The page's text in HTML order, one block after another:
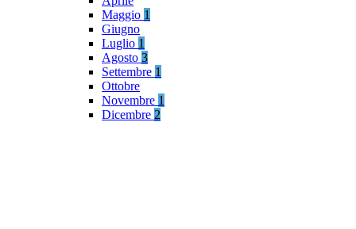
Maggio 1
Giugno
Luglio 1
Agosto 3
Settembre 1
Ottobre
Novembre 1
Dicembre 2